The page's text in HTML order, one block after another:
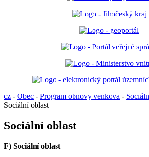
cz - Obec - Program obnovy venkova -
Sociální oblast
Sociální oblast
F) Sociální oblast